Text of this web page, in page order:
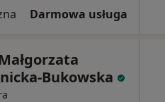
Darmowa usługa
Bukowska